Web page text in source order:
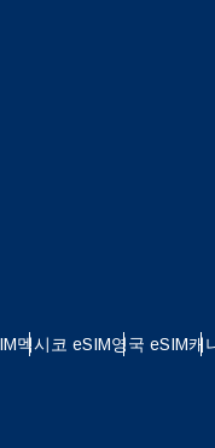
멕시코 eSIM영국 eSIM캐